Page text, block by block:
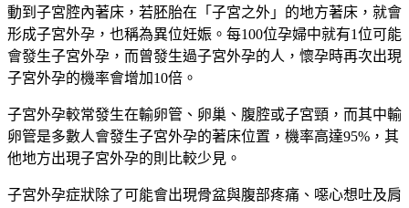
動到子宮腔內著床，若胚胎在「子宮之外」的地方著床，就會
形成子宮外孕，也稱為異位妊娠。每100位孕婦中就有1位可能
會發生子宮外孕，而曾發生過子宮外孕的人，懷孕時再次出現
子宮外孕的機率會增加10倍。
子宮外孕較常發生在輸卵管、卵巢、腹腔或子宮頸，而其中輸
卵管是多數人會發生子宮外孕的著床位置，機率高達95% ，其
他地方出現子宮外孕的則比較少見。
子宮外孕症狀除了可能會出現骨盆與腹部疼痛、噁心想吐及肩